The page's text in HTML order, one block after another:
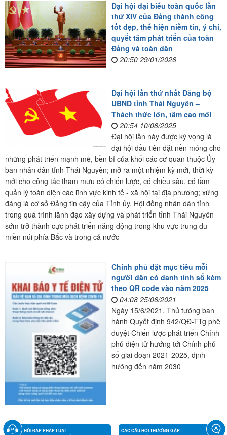
Đại hội đại biểu toàn quốc lần
thứ XIV của Đảng thành công
tốt đẹp, thể hiện niềm tin, ý chí,
quyết tâm phát triển của toàn
Đảng và toàn dân
20:50 29/01/2026
Đại hội lần thứ nhất Đảng bộ
UBND tỉnh Thái Nguyên –
Thách thức lớn, tầm cao mới
20:54 10/08/2025
Đại hội lần này được kỳ vọng là
đại hội đầu tiên đặt nền móng cho
những phát triển mạnh mẽ, bền bỉ của khối các cơ quan thuộc Ủy
ban nhân dân tỉnh Thái Nguyên; mở ra một nhiệm kỳ mới, thời kỳ
mới cho công tác tham mưu có chiến lược, có chiều sâu, có tầm
quản lý toàn diện các lĩnh vực kinh tế - xã hội tại địa phương; xứng
đáng là cơ sở Đảng tin cậy của Tỉnh ủy, Hội đồng nhân dân tỉnh
trong quá trình lãnh đạo xây dựng và phát triển tỉnh Thái Nguyên
sớm trở thành cực phát triển năng động trong khu vực trung du
miền núi phía Bắc và trong cả nước
Chính phủ đặt mục tiêu mỗi
người dân có danh tính số kèm
theo QR code vào năm 2025
04:08 25/06/2021
Ngày 15/6/2021, Thủ tướng ban
hành Quyết định 942/QĐ-TTg phê
duyệt Chiến lược phát triển Chính
phủ điện tử hướng tới Chính phủ
số giai đoạn 2021-2025, định
hướng đến năm 2030
HỎI ĐÁP PHÁP LUẬT CÁC CÂU HỎI THƯỜNG GẶP